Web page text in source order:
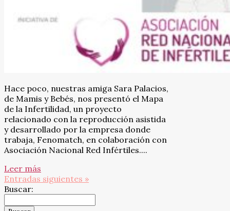
Hace poco, nuestras amiga Sara Palacios,
de Mamis y Bebés, nos presentó el Mapa
de la Infertilidad, un proyecto
relacionado con la reproducción asistida
y desarrollado por la empresa donde
trabaja, Fenomatch, en colaboración con
Asociación Nacional Red Infértiles....
Leer más
Entradas siguientes »
Buscar: